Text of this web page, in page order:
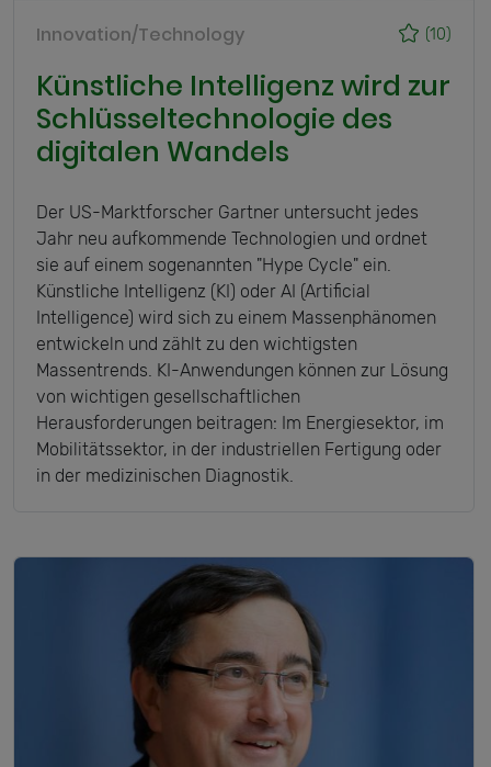
(10)
Innovation/Technology
Künstliche Intelligenz wird zur
Schlüsseltechnologie des
digitalen Wandels
Der US-Marktforscher Gartner untersucht jedes
Jahr neu aufkommende Technologien und ordnet
sie auf einem sogenannten "Hype Cycle" ein.
Künstliche Intelligenz (KI) oder AI (Artificial
Intelligence) wird sich zu einem Massenphänomen
entwickeln und zählt zu den wichtigsten
Massentrends. KI-Anwendungen können zur Lösung
von wichtigen gesellschaftlichen
Herausforderungen beitragen: Im Energiesektor, im
Mobilitätssektor, in der industriellen Fertigung oder
in der medizinischen Diagnostik.